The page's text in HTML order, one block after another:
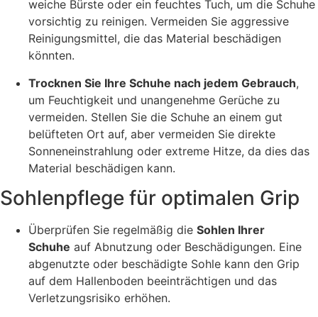
weiche Bürste oder ein feuchtes Tuch, um die Schuhe
vorsichtig zu reinigen. Vermeiden Sie aggressive
Reinigungsmittel, die das Material beschädigen
könnten.
Trocknen Sie Ihre Schuhe nach jedem Gebrauch,
um Feuchtigkeit und unangenehme Gerüche zu
vermeiden. Stellen Sie die Schuhe an einem gut
belüfteten Ort auf, aber vermeiden Sie direkte
Sonneneinstrahlung oder extreme Hitze, da dies das
Material beschädigen kann.
Sohlenpflege für optimalen Grip
Überprüfen Sie regelmäßig die Sohlen Ihrer
Schuhe auf Abnutzung oder Beschädigungen. Eine
abgenutzte oder beschädigte Sohle kann den Grip
auf dem Hallenboden beeinträchtigen und das
Verletzungsrisiko erhöhen.